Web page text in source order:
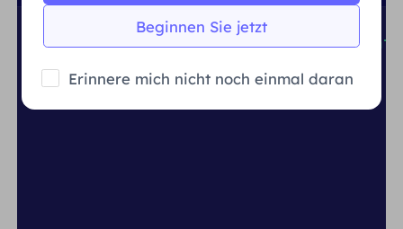
curl -x USER
Beginnen Sie jetzt
Erinnere mich nicht noch einmal daran